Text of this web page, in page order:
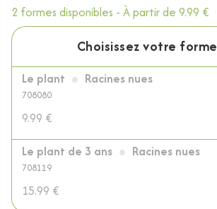
2 formes disponibles - À partir de 9.99 €
Choisissez votre forme
Le plant Racines nues
708080
9.99 €
Le plant de 3 ans
Racines nues
708119
15.99 €